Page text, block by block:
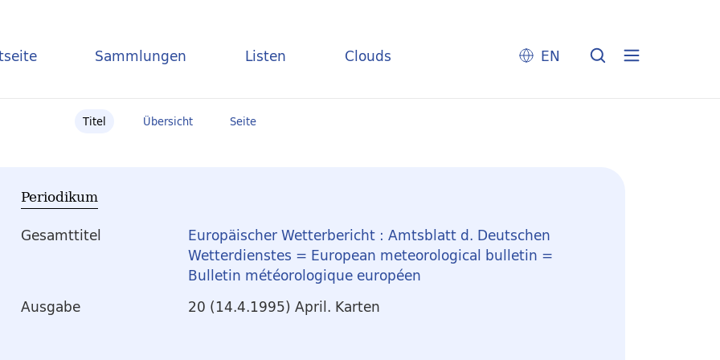
Sammlungen Listen Clouds EN
Titel Übersicht Seite
Periodikum
Gesamttitel
Europäischer Wetterbericht : Amtsblatt d. Deutschen
Wetterdienstes = European meteorological bulletin =
Bulletin météorologique européen
Ausgabe
20 (14.4.1995) April. Karten